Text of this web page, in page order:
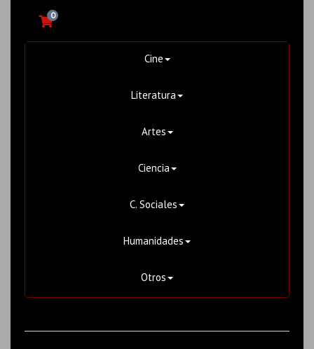
0
Cine
Literatura
Artes
Ciencia
C. Sociales
Humanidades
Otros